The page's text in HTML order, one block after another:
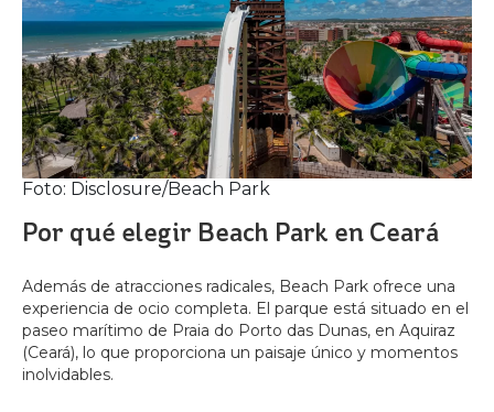
Foto: Disclosure/Beach Park
Por qué elegir Beach Park en Ceará
Además de atracciones radicales, Beach Park ofrece una
experiencia de ocio completa. El parque está situado en el
paseo marítimo de Praia do Porto das Dunas, en Aquiraz
(Ceará), lo que proporciona un paisaje único y momentos
inolvidables.